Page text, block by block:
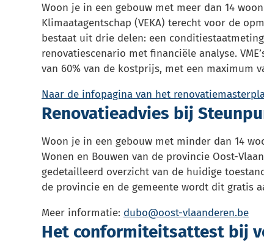
Woon je in een gebouw met meer dan 14
Klimaatagentschap (VEKA) terecht voor de
bestaat uit drie delen: een
renovatiescenario met financiële analyse.
van 60% van de kostprijs, met een maximum
Naar de infopagina van het
Renovatieadvies bij
Woon je in een gebouw met minder dan 14
Wonen en Bouwen van de provincie Oost-
gedetailleerd overzicht van de huidige
de provincie en de gemeente wordt dit gratis
Meer informatie: dubo@oost-vlaanderen.be
Het conformiteitsattest bij